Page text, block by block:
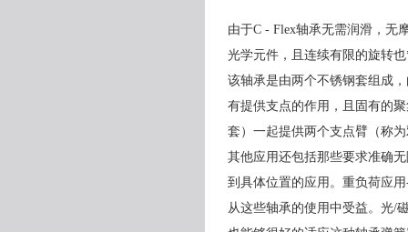
由于C - Flex轴承无需润滑，无
光学元件，且连续有限的旋转
该轴承是由两个不锈钢套组成
有提供支点的作用，且固有的
套）一起提供两个支点臂（称
其他应用还包括那些要求准确
到具体位置的应用。重负荷应
从这些轴承的使用中受益。光/